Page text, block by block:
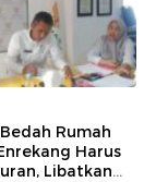
Rumah
Harus
Libatkan